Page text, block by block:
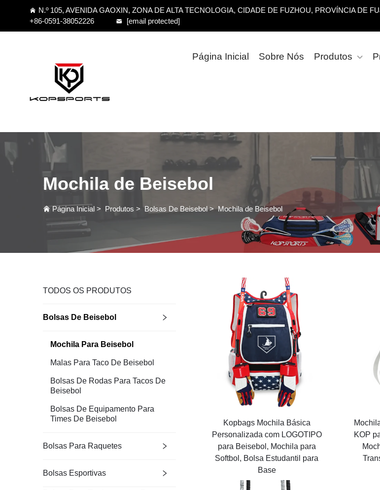
N.º 105, AVENIDA GAOXIN, ZONA DE ALTA TECNOLOGIA, CIDADE DE FUZHOU, PROVÍNCIA DE
+86-0591-38052226
[email protected]
Página Inicial Sobre Nós Produtos
Mochila de Beisebol
Página Inicial > Produtos >Bolsas De Beisebol>Mochila de Beisebol
TODOS OS PRODUTOS
Bolsas De Beisebol
Mochila Para Beisebol
Malas Para Taco De Beisebol
Bolsas De Rodas Para Tacos De
Beisebol
Bolsas De Equipamento Para
Times De Beisebol
Bolsas Para Raquetes
Bolsas Esportivas
Kopbags Mochila Básica
Personalizada com LOGOTIPO
para Beisebol, Mochila para
Softbol, Bolsa Estudantil para
Base
KOP